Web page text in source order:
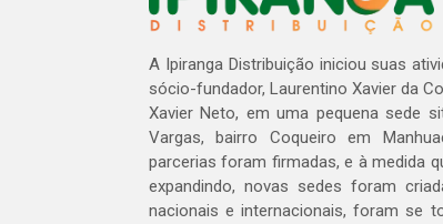
A Ipiranga Distribuição iniciou suas
sócio-fundador, Laurentino Xavier da
Xavier Neto, em uma pequena sede
Vargas, bairro Coqueiro em
parcerias foram firmadas, e à medida
expandindo, novas sedes foram
nacionais e internacionais, foram se